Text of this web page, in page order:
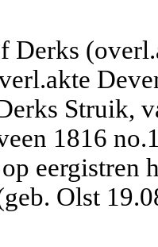
Derks
Struik,
1816
geb. Olst